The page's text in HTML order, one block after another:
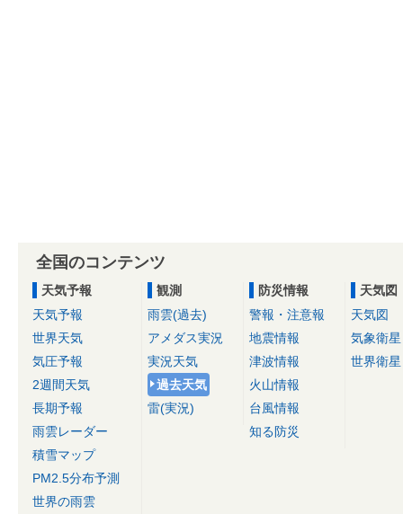
全国のコンテンツ
天気予報
天気予報
世界天気
気圧予報
2週間天気
長期予報
雨雲レーダー
積雪マップ
PM2.5分布予測
世界の雨雲
観測
雨雲(過去)
アメダス実況
実況天気
過去天気
雷(実況)
防災情報
警報・注意報
地震情報
津波情報
火山情報
台風情報
知る防災
天気図
天気図
気象衛星
世界衛星